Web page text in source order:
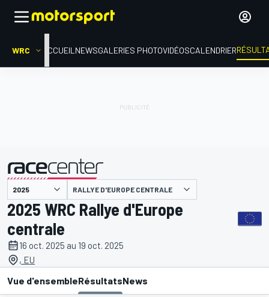
WRC ACCUEIL NEWSGALERIES PHOTOVIDÉOSCALENDRIER
présenté par RALLYE D'EUROPE CENTRALE
2025 WRC Rallye d'Europe
centrale
16 oct. 2025 au 19 oct. 2025
, EU
Vue d'ensembleRésultatsNews